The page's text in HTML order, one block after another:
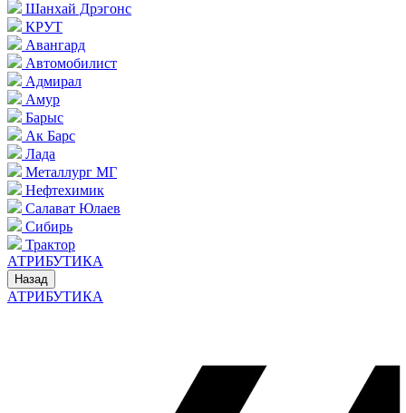
Шанхай Дрэгонс
КРУТ
Авангард
Автомобилист
Адмирал
Амур
Барыс
Ак Барс
Лада
Металлург МГ
Нефтехимик
Салават Юлаев
Сибирь
Трактор
АТРИБУТИКА
Назад
АТРИБУТИКА